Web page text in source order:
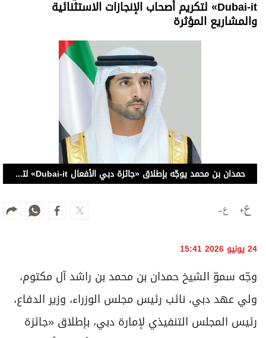
Dubai-it» لتكريم أصحاب الإنجازات الاستثنائية
والمشاريع المؤثرة
حمدان بن محمد يوجّه بإطلاق «جائزة دبي الأفعال Dubai-it» لتكريم أصحاب الإنجازات الاستثنائية والمشاريع المؤثرة
24 يونيو 2026 15:41
وجّه سموّ الشيخ حمدان بن محمد بن راشد آل مكتوم،
ولي عهد دبي، نائب رئيس مجلس الوزراء، وزير الدفاع،
رئيس المجلس التنفيذي لإمارة دبي، بإطلاق «جائزة